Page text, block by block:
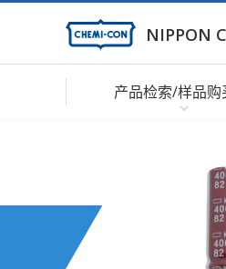
NIPPON
产品检索/样品购